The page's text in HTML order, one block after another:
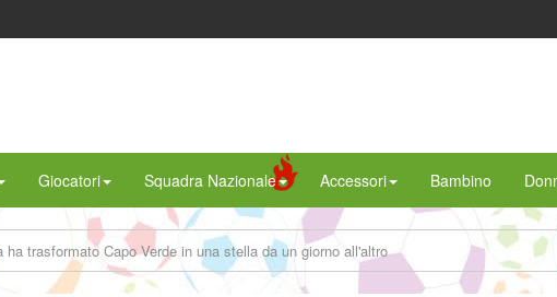
Giocatori Squadra Nazionale Accessori Bambino
ha trasformato Capo Verde in una stella da un giorno all'altro